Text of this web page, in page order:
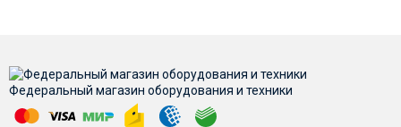
Федеральный магазин оборудования и техники